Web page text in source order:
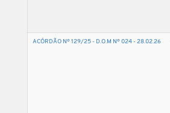
ACÓRDÃO Nº 129/25 - D.O.M Nº 024 - 28.02.26